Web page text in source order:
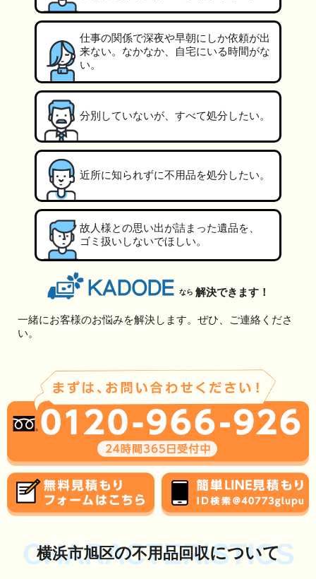
仕事の関係で深夜や早朝にしか依頼が出
来ない。なかなか、自宅にいる時間がな
い。
分別していないが、すべて処分したい。
近所に知られずに不用品を処分したい。
故人様との思い出が詰まった遺品を、
ゴミ扱いしないでほしい。
なら 解決できます！
一緒にお客様のお悩みを解決します。ぜひ、ご連絡くださ
い。
CHARACTERISTICS
横浜市旭区の不用品回収について